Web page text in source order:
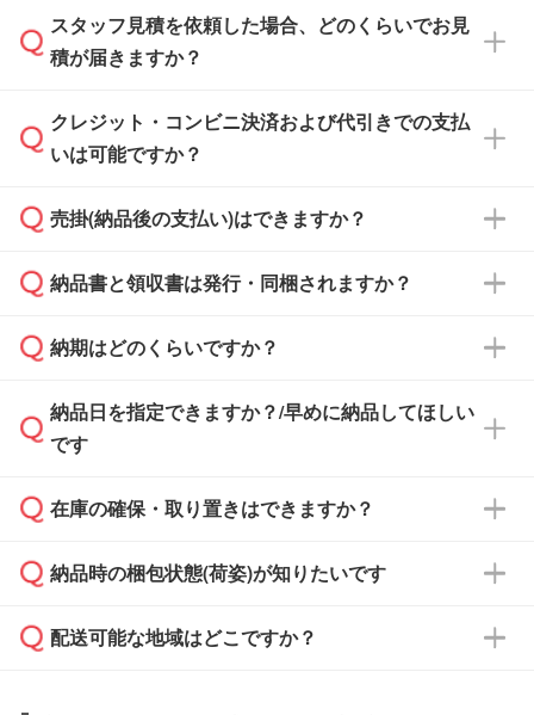
可能です。見積・注文フォームにて『ゲストの
まま進む』ボタンからお進みのうえ、ご依頼く
スタッフ見積を依頼した場合、どのくらいでお見
積が届きますか？
通常、翌営業日までにお送りしております。混
雑状況によっては、お時間をいただくこともご
依頼いただいた場合は、翌営業日以降のご連絡
クレジット・コンビニ決済および代引きでの支払
いは可能ですか？
銀行振込のみのご対応となります。
売掛(納品後の支払い)はできますか？
基本的には先入金をお願いしておりますが、自
どの場合は、月末締め翌月末払いに対応可能で
また、卒業・卒園記念品で対策委員会や個人様
校や幼稚園・保育園であれば、同様の条件でご
ご希望の際は担当スタッフまでお気軽にご相談
ください。
納品書と領収書は発行・同梱されますか？
納品書・領収書は ご依頼をいただいた場合の
ず、通常はPDFデータをメール添付でお送りし
ます。
たは注文フォームの『ご注文に関する備考欄』
納期はどのくらいですか？
・印刷する場合(500個程度)
ご入金、イメージ画像の校了から約2週間～2
ご入金確認後、1～2営業日で出荷いたしま
納品日を指定できますか？/早めに納品してほしい
です
ご希望の納期がある場合は、お問い合わせ・お
い。
応が可能かご案内いたします。
在庫の確保・取り置きはできますか？
ご入金確認後に在庫を確保し、注文確定のご連
はできかねますので予めご了承ください。
納品時の梱包状態(荷姿)が知りたいです
商品によって異なります。各ページにある商品
配送可能な地域はどこですか？
日本全国へお届けが可能です。なお、海外への